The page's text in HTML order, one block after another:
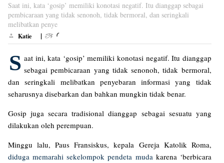
Saat ini, kata ‘gosip’ memiliki konotasi negatif. Itu dianggap sebagai
pembicaraan yang tidak senonoh, tidak bermoral, dan seringkali
melibatkan penye
Katie |
S aat ini, kata ‘gosip’ memiliki konotasi negatif. Itu dianggap
sebagai pembicaraan yang tidak senonoh, tidak bermoral,
dan seringkali melibatkan penyebaran informasi yang tidak
seharusnya disebarkan dan bahkan mungkin tidak benar.
Gosip juga secara tradisional dianggap sebagai sesuatu yang
dilakukan oleh perempuan.
Minggu lalu, Paus Fransiskus, kepala Gereja Katolik Roma,
diduga memarahi sekelompok pendeta mudakarena ‘berbicara